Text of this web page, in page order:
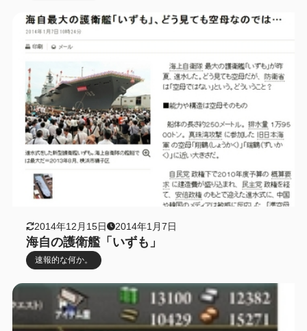
2014年12月15日 2014年1月7日
海自の護衛艦「いずも」
速報的な何か。